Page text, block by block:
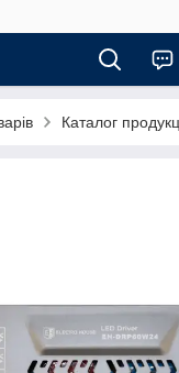
Каталог